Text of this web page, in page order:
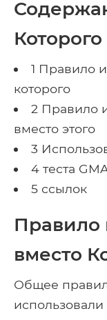
Которого
1 Правило
которого
2 Правило
вместо этого
3
4 теста
5 ссылок
Правило
вместо
Общее
использовали